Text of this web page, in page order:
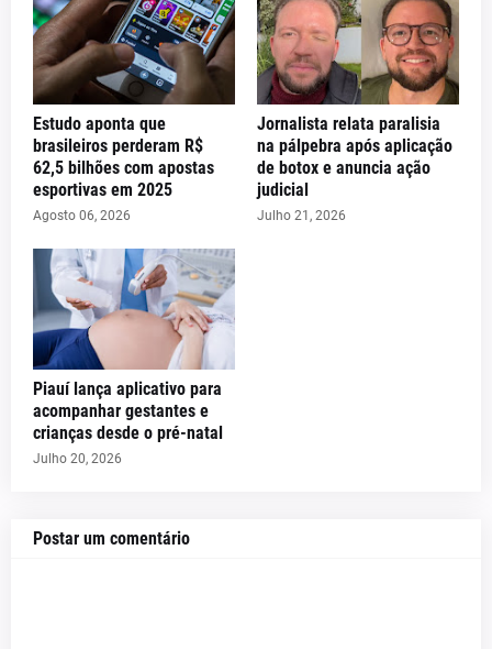
Estudo aponta que
brasileiros perderam R$
62,5 bilhões com apostas
esportivas em 2025
Agosto 06, 2026
Jornalista relata paralisia
na pálpebra após aplicação
de botox e anuncia ação
judicial
Julho 21, 2026
Piauí lança aplicativo para
acompanhar gestantes e
crianças desde o pré-natal
Julho 20, 2026
Postar um comentário